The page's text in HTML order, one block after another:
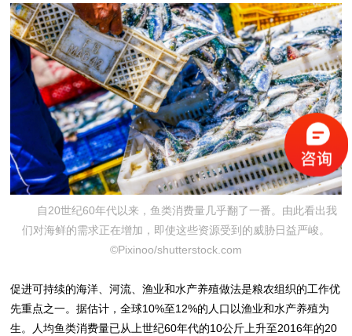
自20世纪60年代以来，鱼类消费量几乎翻了一番。由此看出我
们对海鲜的需求正在增加，即使这些资源受到的威胁日益严峻。
©Pixinoo/shutterstock.com
促进可持续的海洋、河流、渔业和水产养殖做法是粮农组织的工作优
先重点之一。据估计，全球10%至12%的人口以渔业和水产养殖为
生。人均鱼类消费量已从上世纪60年代的10公斤上升至2016年的20